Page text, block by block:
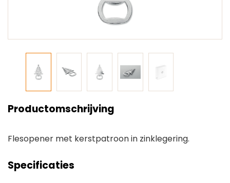
Productomschrijving
Flesopener met kerstpatroon in zinklegering.
Specificaties